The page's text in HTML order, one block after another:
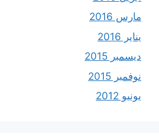
مارس 2016
يناير 2016
ديسمبر 2015
نوفمبر 2015
يونيو 2012